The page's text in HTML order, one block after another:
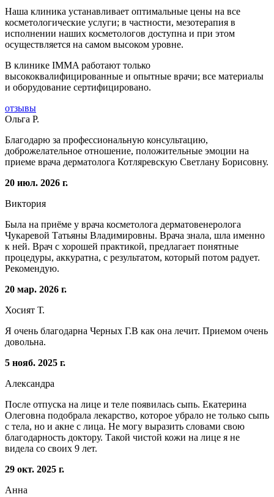
Наша клиника устанавливает оптимальные цены на все
косметологические услуги; в частности, мезотерапия в
исполнении наших косметологов доступна и при этом
осуществляется на самом высоком уровне.
В клинике IMMA работают только
высококвалифицированные и опытные врачи; все материалы
и оборудование сертифицировано.
отзывы
Ольга Р.
Благодарю за профессиональную консультацию,
доброжелательное отношение, положительные эмоции на
приеме врача дерматолога Котляревскую Светлану Борисовну.
20 июл. 2026 г.
Виктория
Была на приёме у врача косметолога дерматовенеролога
Чукаревой Татьяны Владимировны. Врача знала, шла именно
к ней. Врач с хорошей практикой, предлагает понятные
процедуры, аккуратна, с результатом, который потом радует.
Рекомендую.
20 мар. 2026 г.
Хосият Т.
Я очень благодарна Черных Г.В как она лечит. Приемом очень
довольна.
5 нояб. 2025 г.
Александра
После отпуска на лице и теле появилась сыпь. Екатерина
Олеговна подобрала лекарство, которое убрало не только сыпь
с тела, но и акне с лица. Не могу выразить словами свою
благодарность доктору. Такой чистой кожи на лице я не
видела со своих 9 лет.
29 окт. 2025 г.
Анна